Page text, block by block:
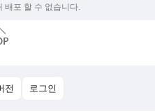
배포 할 수 없습니다.
전 로그인